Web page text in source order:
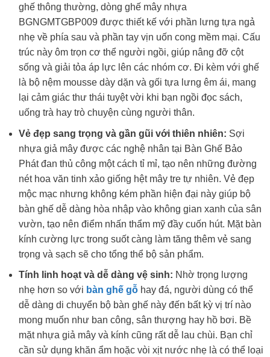
ghế thông thường, dòng ghế mây nhựa
BGNGMTGBP009 được thiết kế với phần lưng tựa ngả
nhẹ về phía sau và phần tay vịn uốn cong mềm mại. Cấu
trúc này ôm trọn cơ thể người ngồi, giúp nâng đỡ cột
sống và giải tỏa áp lực lên các nhóm cơ. Đi kèm với ghế
là bộ nệm mousse dày dặn và gối tựa lưng êm ái, mang
lại cảm giác thư thái tuyệt vời khi bạn ngồi đọc sách,
uống trà hay trò chuyện cùng người thân.
Vẻ đẹp sang trọng và gần gũi với thiên nhiên: Sợi
nhựa giả mây được các nghệ nhân tại Bàn Ghế Bảo
Phát đan thủ công một cách tỉ mỉ, tạo nên những đường
nét hoa văn tinh xảo giống hệt mây tre tự nhiên. Vẻ đẹp
mộc mạc nhưng không kém phần hiện đại này giúp bộ
bàn ghế dễ dàng hòa nhập vào không gian xanh của sân
vườn, tạo nên điểm nhấn thẩm mỹ đầy cuốn hút. Mặt bàn
kính cường lực trong suốt càng làm tăng thêm vẻ sang
trọng và sạch sẽ cho tổng thể bộ sản phẩm.
Tính linh hoạt và dễ dàng vệ sinh: Nhờ trọng lượng
nhẹ hơn so với bàn ghế gỗhay đá, người dùng có thể
dễ dàng di chuyển bộ bàn ghế này đến bất kỳ vị trí nào
mong muốn như ban công, sân thượng hay hồ bơi. Bề
mặt nhựa giả mây và kính cũng rất dễ lau chùi. Bạn chỉ
cần sử dụng khăn ẩm hoặc vòi xịt nước nhẹ là có thể loại